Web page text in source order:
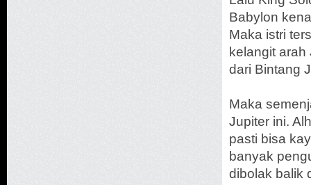
Babylon
Maka istri
kelangit
dari Bintang
Maka
Jupiter ini.
pasti bisa
banyak
dibolak balik